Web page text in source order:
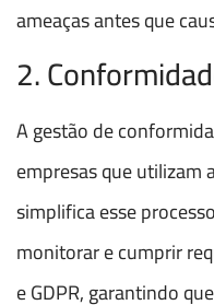
ameaças antes que
2.
A gestão de
empresas que utilizam
simplifica esse
monitorar e cumprir
e GDPR, garantindo